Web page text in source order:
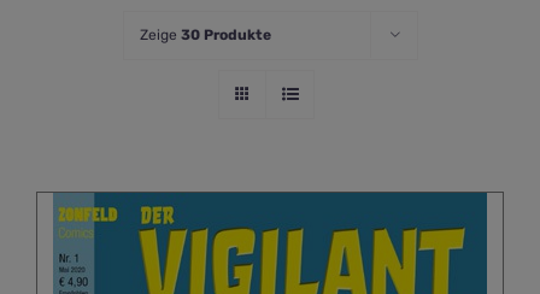
Zeige 30 Produkte